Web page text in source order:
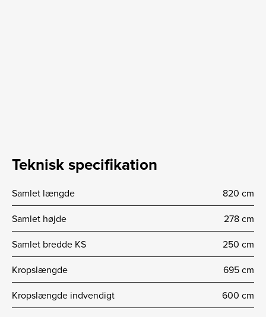
Teknisk specifikation
Samlet længde
820 cm
Samlet højde
278 cm
Samlet bredde KS
250 cm
Kropslængde
695 cm
Kropslængde indvendigt
600 cm